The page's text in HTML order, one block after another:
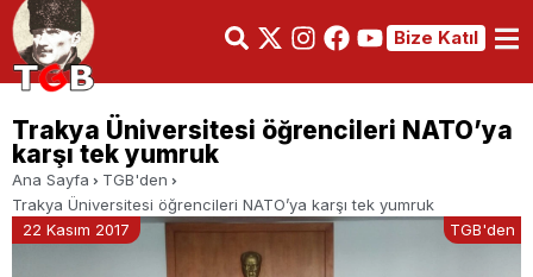
Bize Katıl
Trakya Üniversitesi öğrencileri NATO’ya
karşı tek yumruk
Ana Sayfa
TGB'den
Trakya Üniversitesi öğrencileri NATO’ya karşı tek yumruk
22 Kasım 2017
TGB'den